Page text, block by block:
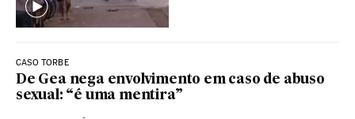
CASO TORBE
De Gea nega envolvimento em caso de abuso
sexual: “é uma mentira”